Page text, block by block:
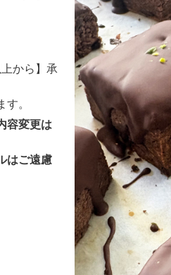
から】承
す。
容変更は
はご遠慮